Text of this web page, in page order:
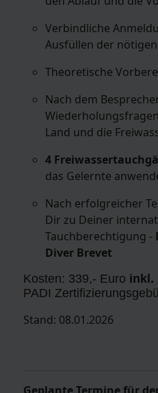
Verbindliche
Ausfüllen der
Theoretische
Nach dem
Land und die
4
das Gelernte
Nach erfolgreicher
Dir zu Deiner
Tauchberechtigung -
Diver Brevet
Kosten: 339,- Euro inkl.
PADI
Stand: 08.01.2026